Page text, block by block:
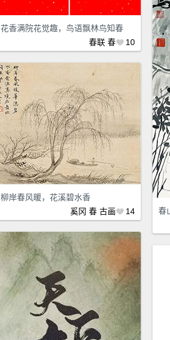
花香满院花觉趣，鸟语飘林鸟知春
春联 春 10
春
柳岸春风暖，花溪碧水香
奚冈 春 古画 14